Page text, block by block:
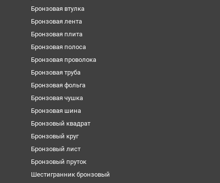
Бронзовая втулка
Бронзовая лента
Бронзовая плита
Бронзовая полоса
Бронзовая проволока
Бронзовая труба
Бронзовая фольга
Бронзовая чушка
Бронзовая шина
Бронзовый квадрат
Бронзовый круг
Бронзовый лист
Бронзовый пруток
Шестигранник бронзовый